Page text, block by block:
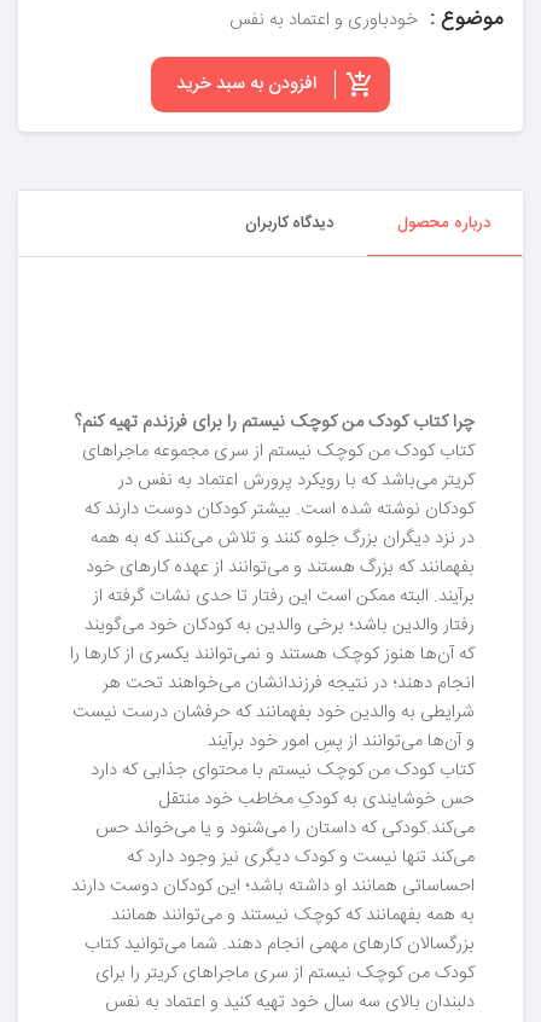
موضوع : خودباوری و اعتماد به نفس
افزودن به سبد خرید
درباره محصول دیدگاه کاربران
چرا کتاب کودک من کوچک نیستم را برای فرزندم تهیه کنم؟
کتاب کودک من کوچک نیستم از سری مجموعه‌ ماجراهای
کریتر می‌باشد که با رویکرد پرورش اعتماد به نفس در
کودکان نوشته شده است. بیشتر کودکان دوست دارند که
در نزد دیگران بزرگ جلوه کنند و تلاش می‌کنند که به همه
بفهمانند که بزرگ هستند و می‌توانند از عهده کارهای خود
برآیند. البته ممکن است این رفتار تا حدی نشات گرفته از
رفتار والدین باشد؛ برخی والدین به کودکان خود می‌گویند
که آن‌ها هنوز کوچک هستند و نمی‌توانند یکسری از کارها را
انجام دهند؛ در نتیجه فرزندانشان می‌خواهند تحت هر
شرایطی به والدین خود بفهمانند که حرفشان درست نیست
و آن‌ها می‌توانند از پسِ امور خود برآیند
کتاب کودک من کوچک نیستم با محتوای جذابی که دارد
حس خوشایندی به کودکِ مخاطب خود منتقل
می‌کند.کودکی که داستان را می‌شنود و یا می‌خواند حس
می‌کند تنها نیست و کودک دیگری نیز وجود دارد که
احساساتی همانند او داشته باشد؛ این کودکان دوست دارند
به همه بفهمانند که کوچک نیستند و می‌توانند همانند
بزرگسالان کارهای مهمی انجام دهند. شما می‌توانید کتاب
کودک من کوچک نیستم از سری ماجراهای کریتر را برای
دلبندان بالای سه سال خود تهیه کنید و اعتماد به نفس